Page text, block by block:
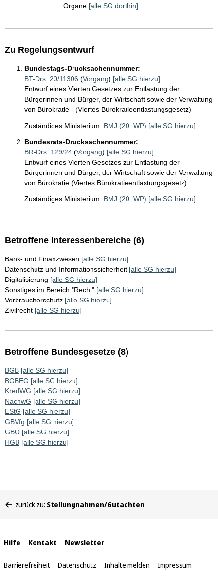
Organe [alle SG dorthin]
Zu Regelungsentwurf
Bundestags-Drucksachennummer:
BT-Drs. 20/11306 (Vorgang) [alle SG hierzu]
Entwurf eines Vierten Gesetzes zur Entlastung der
Bürgerinnen und Bürger, der Wirtschaft sowie der Verwaltung
von Bürokratie - (Viertes Bürokratieentlastungsgesetz)
Zuständiges Ministerium: BMJ (20. WP) [alle SG hierzu]
Bundesrats-Drucksachennummer:
BR-Drs. 129/24 (Vorgang) [alle SG hierzu]
Entwurf eines Vierten Gesetzes zur Entlastung der
Bürgerinnen und Bürger, der Wirtschaft sowie der Verwaltung
von Bürokratie (Viertes Bürokratieentlastungsgesetz)
Zuständiges Ministerium: BMJ (20. WP) [alle SG hierzu]
Betroffene Interessenbereiche (6)
Bank- und Finanzwesen [alle SG hierzu]
Datenschutz und Informationssicherheit [alle SG hierzu]
Digitalisierung [alle SG hierzu]
Sonstiges im Bereich "Recht" [alle SG hierzu]
Verbraucherschutz [alle SG hierzu]
Zivilrecht [alle SG hierzu]
Betroffene Bundesgesetze (8)
BGB [alle SG hierzu]
BGBEG [alle SG hierzu]
KredWG [alle SG hierzu]
NachwG [alle SG hierzu]
EStG [alle SG hierzu]
GBVfg [alle SG hierzu]
GBO [alle SG hierzu]
HGB [alle SG hierzu]
befinden
zurück zu: Stellungnahmen/Gutachten
Interne
Links
Hilfe Kontakt Newsletter
Barrierefreiheit Datenschutz Inhalte melden Impressum